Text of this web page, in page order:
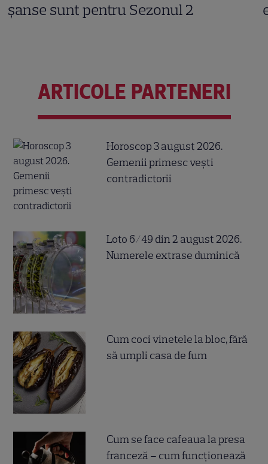
șanse sunt pentru Sezonul 2
ARTICOLE PARTENERI
Horoscop 3 august 2026.
Gemenii primesc vești
contradictorii
Loto 6/49 din 2 august 2026.
Numerele extrase duminică
Cum coci vinetele la bloc, fără
să umpli casa de fum
Cum se face cafeaua la presa
franceză – cum funcționează